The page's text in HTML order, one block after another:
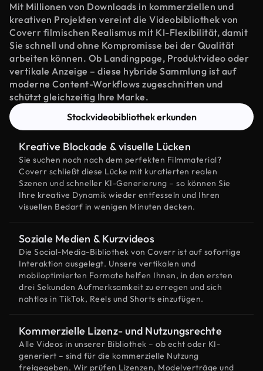
Mit Millionen von Downloads in kommerziellen und
kreativen Projekten vereint die Videobibliothek von
Coverr filmischen Realismus mit KI-Flexibilität, damit
Sie schnell und ohne Kompromisse bei der Qualität
arbeiten können. Ob Landingpage, Produktvideo oder
vertikale Anzeige – diese hybride Sammlung ist auf
moderne Content-Workflows zugeschnitten und
schützt gleichzeitig Ihre Marke.
Stockvideobibliothek erkunden
Kreative Blockade & visuelle Lücken
Sie suchen noch nach dem perfekten Filmmaterial?
Coverr schließt diese Lücke mit kuratierten realen
Szenen und schneller KI-Generierung – so können Sie
Ihre kreative Dynamik wieder entfesseln und Ihren
visuellen Bedarf in wenigen Minuten decken.
Soziale Medien & Kurzvideos
Die Social-Media-Bibliothek von Coverr ist auf sofortige
Interaktion ausgelegt. Unsere vertikalen und
mobiloptimierten Formate helfen Ihnen, in den ersten
drei Sekunden Aufmerksamkeit zu erregen und sich
nahtlos in TikTok, Reels und Shorts einzufügen.
Kommerzielle Lizenz- und Nutzungsrechte
Alle Videos in unserer Bibliothek – ob echt oder KI-
generiert – sind für die kommerzielle Nutzung
freigegeben. Wir prüfen Lizenzen, Modelverträge und